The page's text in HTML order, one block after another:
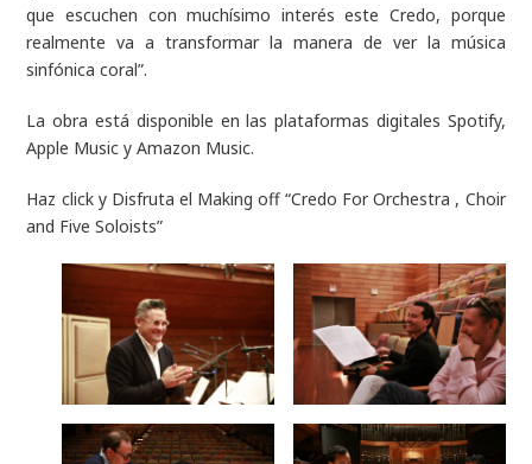
que escuchen con muchísimo interés este Credo, porque
realmente va a transformar la manera de ver la música
sinfónica coral”.
La obra está disponible en las plataformas digitales Spotify,
Apple Music y Amazon Music.
Haz click y Disfruta el Making off “Credo For Orchestra , Choir
and Five Soloists”